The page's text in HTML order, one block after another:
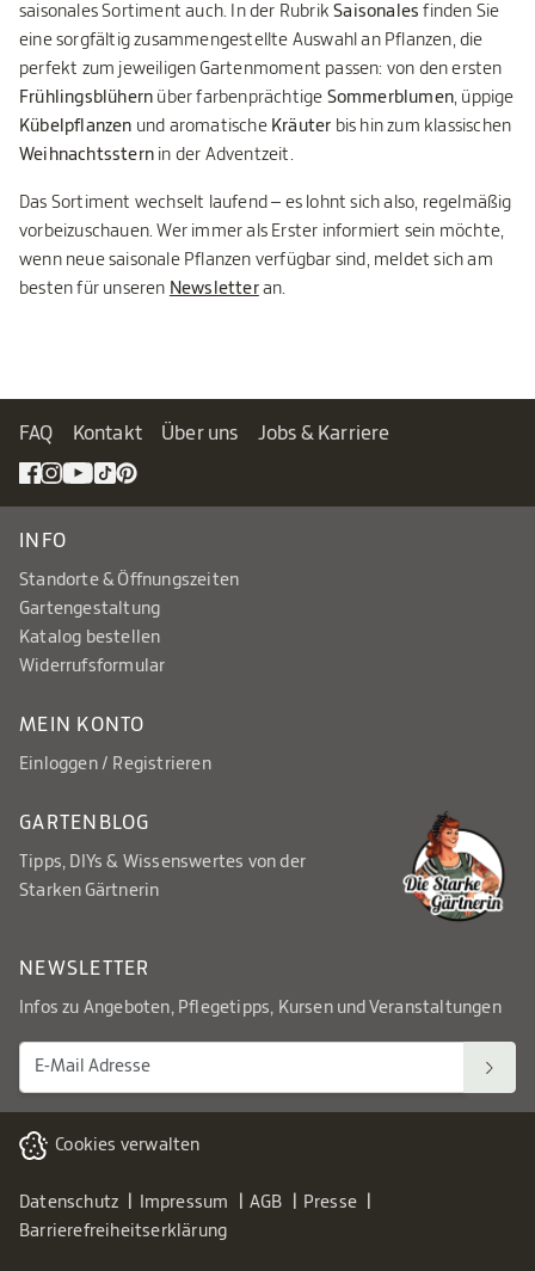
saisonales Sortiment auch. In der RubrikSaisonales finden Sie
eine sorgfältig zusammengestellte Auswahl an Pflanzen, die
perfekt zum jeweiligen Gartenmoment passen: von den ersten
Frühlingsblühern über farbenprächtige Sommerblumen, üppige
Kübelpflanzen und aromatische Kräuter bis hin zum klassischen
Weihnachtsstern in der Adventzeit.
Das Sortiment wechselt laufend – es lohnt sich also, regelmäßig
vorbeizuschauen. Wer immer als Erster informiert sein möchte,
wenn neue saisonale Pflanzen verfügbar sind, meldet sich am
besten für unseren Newsletteran.
FAQ Kontakt Über uns Jobs & Karriere
INFO
Standorte & Öffnungszeiten
Gartengestaltung
Katalog bestellen
Widerrufsformular
MEIN KONTO
Einloggen / Registrieren
GARTENBLOG
Tipps, DIYs & Wissenswertes von der
Starken Gärtnerin
NEWSLETTER
Infos zu Angeboten, Pflegetipps, Kursen und Veranstaltungen
Cookies verwalten
Datenschutz Impressum AGB
Presse
Barrierefreiheitserklärung